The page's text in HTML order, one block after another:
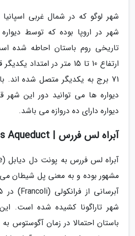
شهر لوگو که در شمال غربی
شهر در اروپا بوده که توسط
تاریخی روم باستان احاطه شده
ارتفاع 10 تا 15 متر در
71 برج به یکدیگر متصل شده اند.
دیواره ها می توانید دور این شهر
دیواره دارای ده دروازه می باشد.
آبراه لس فررس | Les Ferreres Aqueduct
مشهور بوده و به معنی پل شیطان می
شهر تاراگونا کشیده شده است.
باستان احتمالا در زمان آگوستوس به